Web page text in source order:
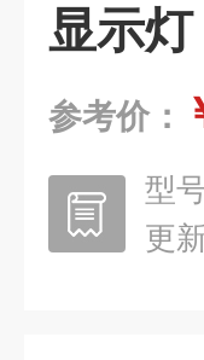
显示
参考价：
型
更